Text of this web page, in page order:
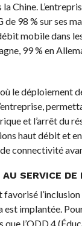
Chine.
98 % sur ses
mobile dans
99 % en
où le déploiement
et l’arrêt du
haut débit et
connectivité
SERVICE DE
est implantée.
que l’ODD 4